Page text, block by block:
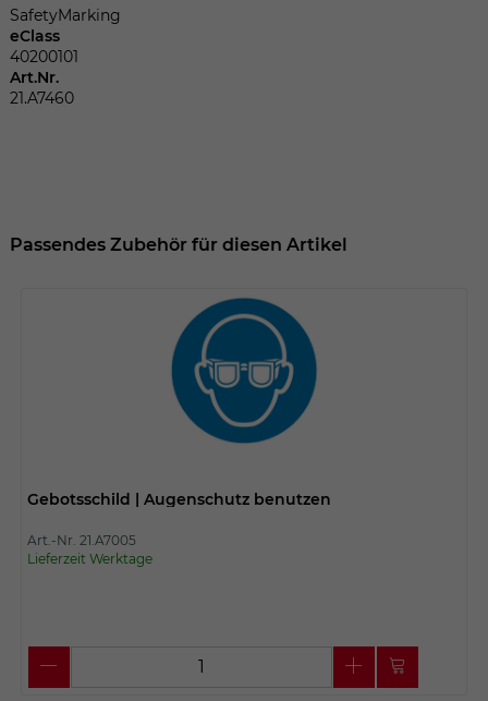
SafetyMarking
eClass
40200101
Art.Nr.
21.A7460
Passendes Zubehör für diesen Artikel
Gebotsschild | Augenschutz benutzen
Art.-Nr. 21.A7005
Lieferzeit Werktage
Zweck
Anbieter TYPO3
Sitzungsende
Wir installiert sobald sich der Nutzer an
der Webseite anmeldet. Dient zum
festhalten des Login Status.